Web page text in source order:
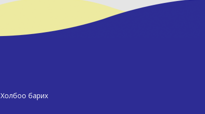
Холбоо барих